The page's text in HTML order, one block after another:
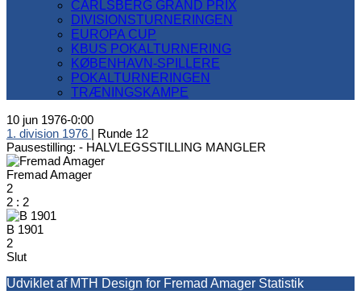
CARLSBERG GRAND PRIX
DIVISIONSTURNERINGEN
EUROPA CUP
KBUS POKALTURNERING
KØBENHAVN-SPILLERE
POKALTURNERINGEN
TRÆNINGSKAMPE
10 jun 1976-0:00
1. division 1976 | Runde 12
Pausestilling: - HALVLEGSSTILLING MANGLER
Fremad Amager
2
2 : 2
B 1901
2
Slut
Udviklet af MTH Design for Fremad Amager Statistik